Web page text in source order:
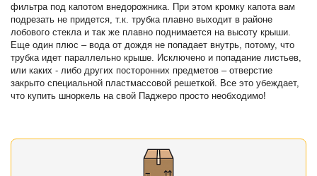
фильтра под капотом внедорожника. При этом кромку капота вам
подрезать не придется, т.к. трубка плавно выходит в районе
лобового стекла и так же плавно поднимается на высоту крыши.
Еще один плюс – вода от дождя не попадает внутрь, потому, что
трубка идет параллельно крыше. Исключено и попадание листьев,
или каких - либо других посторонних предметов – отверстие
закрыто специальной пластмассовой решеткой. Все это убеждает,
что купить шноркель на свой Паджеро просто необходимо!